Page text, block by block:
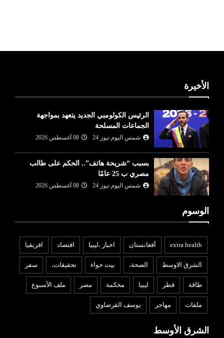
الأخيرة
الرئيس الكولومبي الجديد يتعهد بمواجهة
الجماعات المسلحة
شمس اليوم نيوز 24 08 أغسطس 2026
بسبب “شريحة هاتف”.. الحكم على طالب
مصري ب 25 عامًا
شمس اليوم نيوز 24 08 أغسطس 2026
الوسوم
extra health أفغانستان اخبار ،ليبيا افتصاد افريقيا
الشرق الاوسط الصحة، بيت حواء تحقيقات، سفر
طاقة قطر ليبيا محكمة مصر ملف الأسبوع
ملفات مهاجر يوسف القرضاوي
الشرق الأوسط